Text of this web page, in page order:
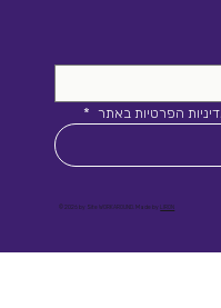
הפרטיות באתר *
© 2026 by Site WORKAROUND. Made by LIRON